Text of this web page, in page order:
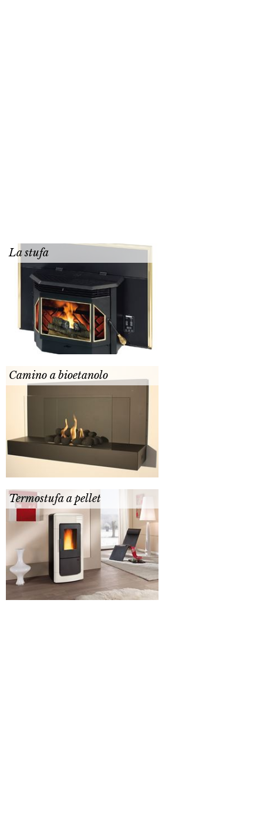
La stufa
Camino a bioetanolo
Termostufa a pellet